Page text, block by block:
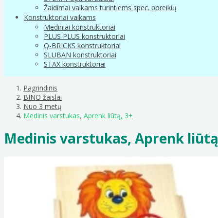
Žaidimai vaikams turintiems spec. poreikių
Konstruktoriai vaikams
Mediniai konstruktoriai
PLUS PLUS konstruktoriai
Q-BRICKS konstruktoriai
SLUBAN konstruktoriai
STAX konstruktoriai
Pagrindinis
BINO žaislai
Nuo 3 metų
Medinis varstukas, Aprenk liūtą, 3+
Medinis varstukas, Aprenk